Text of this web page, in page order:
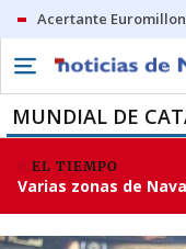
Acertante
MUNDIAL DE
EL TIEMPO
Varias zonas de